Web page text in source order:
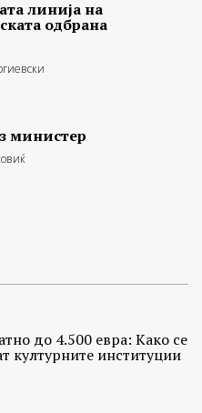
линија на
одбрана
министер
до 4.500 евра: Како се
културните институции